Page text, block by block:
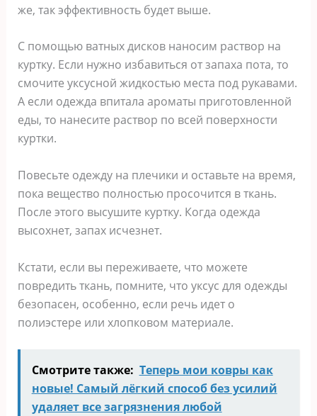
же, так эффективность будет выше.
С помощью ватных дисков наносим раствор на
куртку. Если нужно избавиться от запаха пота, то
смочите уксусной жидкостью места под рукавами.
А если одежда впитала ароматы приготовленной
еды, то нанесите раствор по всей поверхности
куртки.
Повесьте одежду на плечики и оставьте на время,
пока вещество полностью просочится в ткань.
После этого высушите куртку. Когда одежда
высохнет, запах исчезнет.
Кстати, если вы переживаете, что можете
повредить ткань, помните, что уксус для одежды
безопасен, особенно, если речь идет о
полиэстере или хлопковом материале.
Смотрите также: Теперь мои ковры как
новые! Самый лёгкий способ без усилий
удаляет все загрязнения любой